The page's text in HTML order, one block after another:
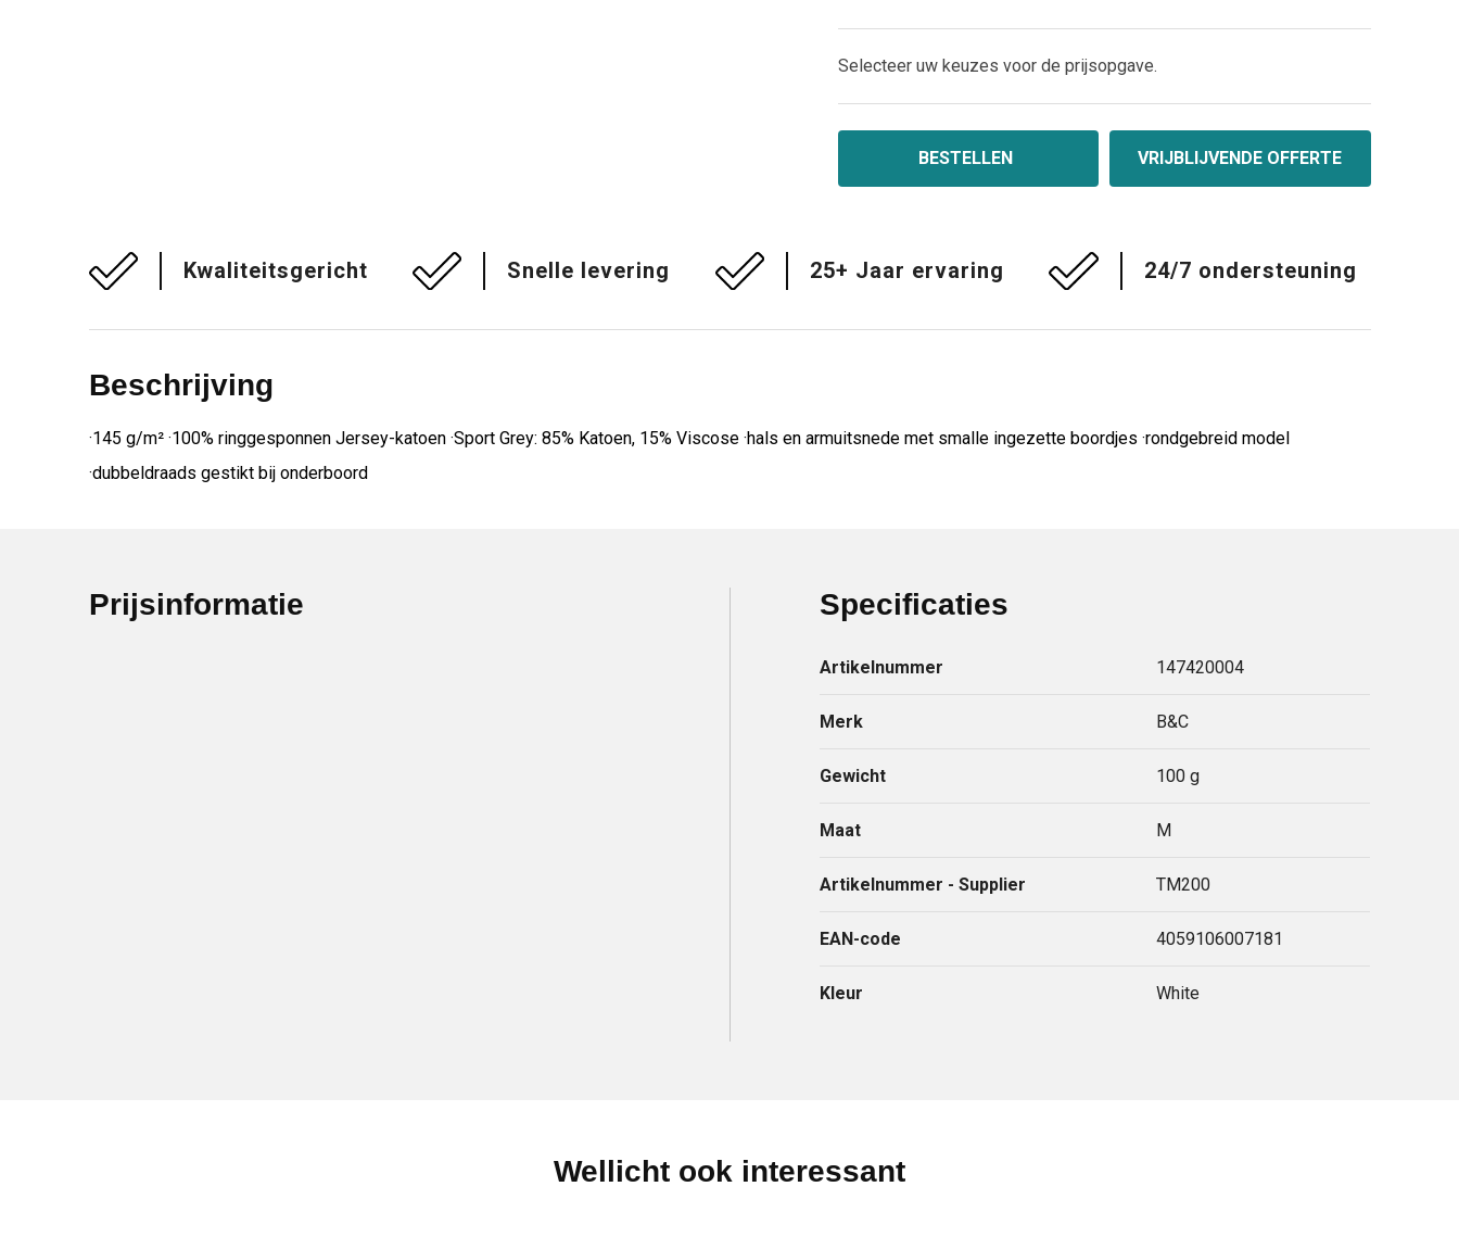
Selecteer uw keuzes voor de prijsopgave.
BESTELLEN VRIJBLIJVENDE OFFERTE
Kwaliteitsgericht Snelle levering 25+ Jaar ervaring 24/7 ondersteuning
Beschrijving
·145 g/m² ·100% ringgesponnen Jersey-katoen ·Sport Grey: 85% Katoen, 15% Viscose ·hals en armuitsnede met smalle ingezette boordjes ·rondgebreid model
·dubbeldraads gestikt bij onderboord
Prijsinformatie Specificaties
Artikelnummer 147420004
Merk B&C
Gewicht 100 g
Maat M
Artikelnummer - Supplier TM200
EAN-code 4059106007181
Kleur White
Wellicht ook interessant